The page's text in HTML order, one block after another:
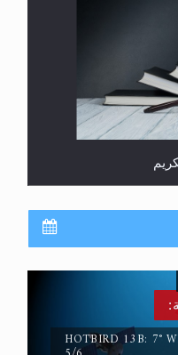
HOTBIRD 13B: 7°